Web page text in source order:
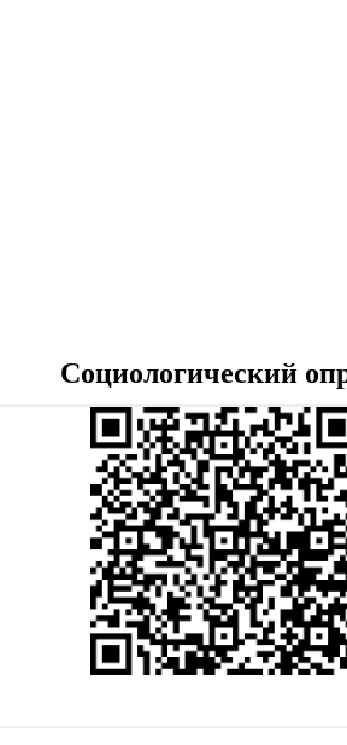
Социологический